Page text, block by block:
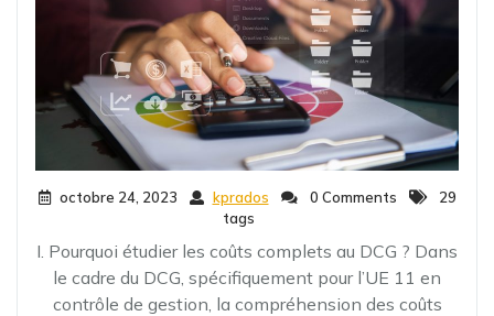
octobre 24, 2023 kprados 0 Comments
29
tags
I. Pourquoi étudier les coûts complets au DCG ? Dans
le cadre du DCG, spécifiquement pour l’UE 11 en
contrôle de gestion, la compréhension des coûts